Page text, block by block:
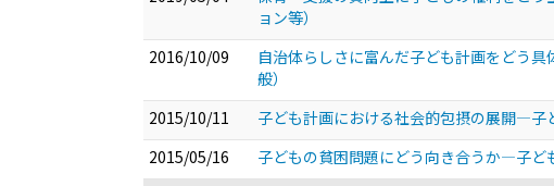
ョン等）
2016/10/09
自治体らしさに富んだ子ども計画をどう
般）
2015/10/11
子ども計画における社会的包摂の展開―子
2015/05/16
子どもの貧困問題にどう向き合うか―子ど